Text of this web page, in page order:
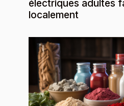
électriques adultes
localement